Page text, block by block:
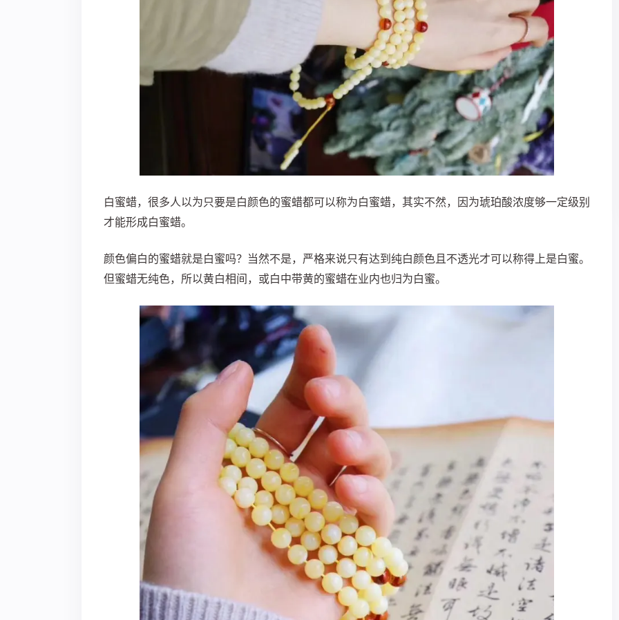
白蜜蜡，很多人以为只要是白颜色的蜜蜡都可以称为白蜜蜡，其实不然，因为琥珀酸浓度够一定级别
才能形成白蜜蜡。
颜色偏白的蜜蜡就是白蜜吗？ 当然不是，严格来说只有达到纯白颜色且不透光才可以称得上是白蜜。
但蜜蜡无纯色，所以黄白相间，或白中带黄的蜜蜡在业内也归为白蜜。